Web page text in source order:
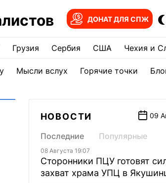
ДОНАТ ДЛЯ СПЖ
Грузия Сербия США Чехия и
Мысли вслух Горячие точки
НОВОСТИ 09
Последние Популярные
08 Августа 19:07
Сторонники ПЦУ готовят
захват храма УПЦ в